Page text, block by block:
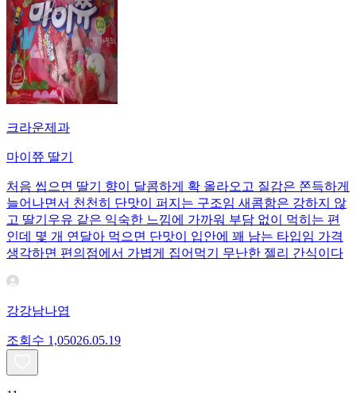
크라운제과
마이쮸 딸기
처음 씹으면 딸기 향이 달콤하게 확 올라오고 질감은 쫀득하게
늘어나면서 천천히 단맛이 퍼지는 구조임 새콤함은 강하지 않
고 딸기우유 같은 익숙한 느낌에 가까워 부담 없이 먹히는 편
인데 몇 개 연달아 먹으면 단맛이 입안에 꽤 남는 타입임 가격
생각하면 편의점에서 가볍게 집어먹기 무난한 젤리 간식이다
강강남나엽
조회수 1,05026.05.19